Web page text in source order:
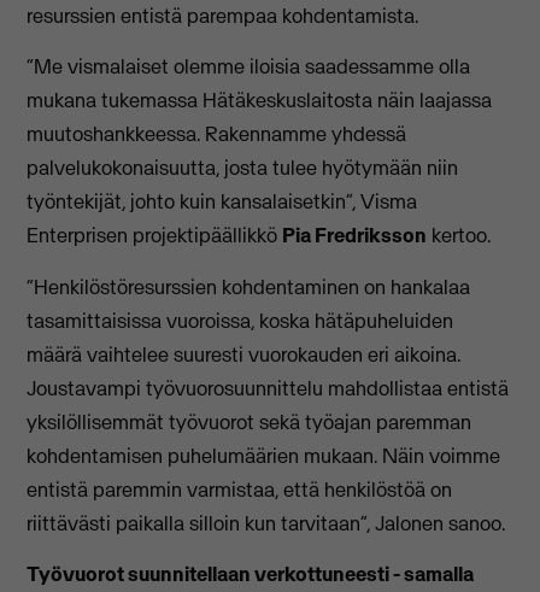
resurssien entistä parempaa kohdentamista.
“Me vismalaiset olemme iloisia saadessamme olla
mukana tukemassa Hätäkeskuslaitosta näin laajassa
muutoshankkeessa. Rakennamme yhdessä
palvelukokonaisuutta, josta tulee hyötymään niin
työntekijät, johto kuin kansalaisetkin”, Visma
Enterprisen projektipäällikkö Pia Fredriksson kertoo.
“Henkilöstöresurssien kohdentaminen on hankalaa
tasamittaisissa vuoroissa, koska hätäpuheluiden
määrä vaihtelee suuresti vuorokauden eri aikoina.
Joustavampi työvuorosuunnittelu mahdollistaa entistä
yksilöllisemmät työvuorot sekä työajan paremman
kohdentamisen puhelumäärien mukaan. Näin voimme
entistä paremmin varmistaa, että henkilöstöä on
riittävästi paikalla silloin kun tarvitaan”, Jalonen sanoo.
Työvuorot suunnitellaan verkottuneesti - samalla